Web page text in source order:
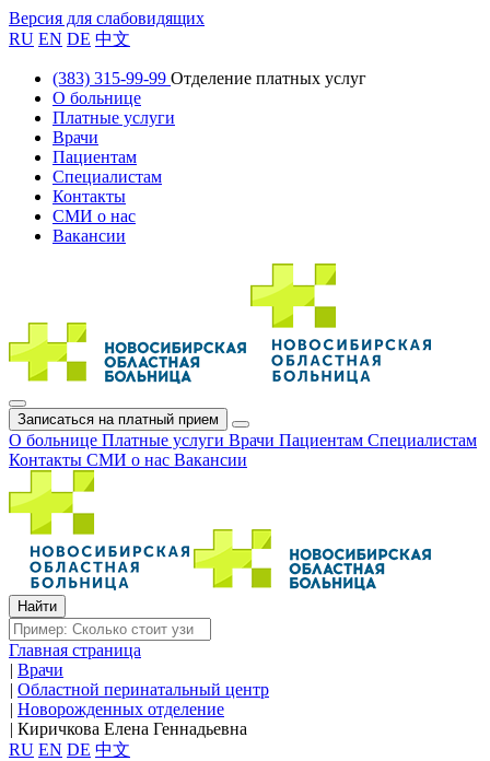
Версия для слабовидящих
RU EN DE 中文
(383) 315-99-99 Отделение платных услуг
О больнице
Платные услуги
Врачи
Пациентам
Специалистам
Контакты
СМИ о нас
Вакансии
Записаться на платный прием
О больнице Платные услуги Врачи Пациентам Специалистам
Контакты СМИ о нас Вакансии
Главная страница
| Врачи
| Областной перинатальный центр
| Новорожденных отделение
| Киричкова Елена Геннадьевна
RU EN DE 中文